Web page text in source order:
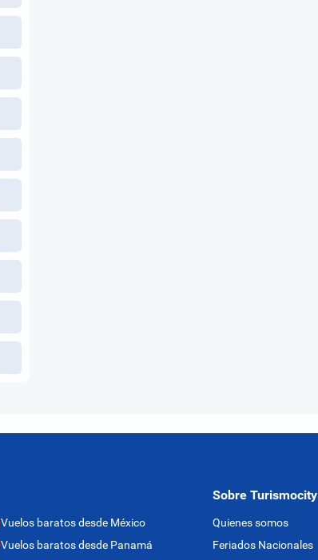
Vuelos baratos desde México
Vuelos baratos desde Panamá
Sobre Turismocity
Quienes somos
Feriados Nacionales